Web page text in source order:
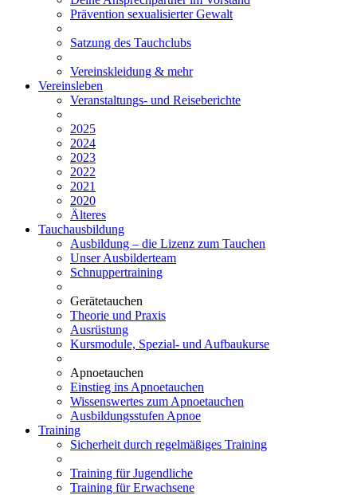
Prävention sexualisierter Gewalt
Satzung des Tauchclubs
Vereinskleidung & mehr
Vereinsleben
Veranstaltungs- und Reiseberichte
2025
2024
2023
2022
2021
2020
Älteres
Tauchausbildung
Ausbildung – die Lizenz zum Tauchen
Unser Ausbilderteam
Schnuppertraining
Gerätetauchen
Theorie und Praxis
Ausrüstung
Kursmodule, Spezial- und Aufbaukurse
Apnoetauchen
Einstieg ins Apnoetauchen
Wissenswertes zum Apnoetauchen
Ausbildungsstufen Apnoe
Training
Sicherheit durch regelmäßiges Training
Training für Jugendliche
Training für Erwachsene